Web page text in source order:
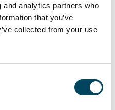
analytics partners who
that you’ve
collected from your use
som CFO för
krävs från